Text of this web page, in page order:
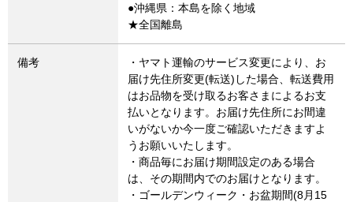
●沖縄県：本島を除く地域
★全国離島
備考
・ヤマト運輸のサービス変更により、お
届け先住所変更(転送)した場合、転送費用
はお品物を受け取るお客さまによるお支
払いとなります。お届け先住所にお間違
いがないか今一度ご確認いただきますよ
うお願いいたします。
・商品毎にお届け期間設定のある場合
は、その期間内でのお届けとなります。
・ゴールデンウィーク・お盆期間(8月15